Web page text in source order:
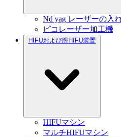
Nd yag レーザーの入
ピコレーザー加工機
HIFUおよび膣HIFU装置
HIFUマシン
マルチHIFUマシン